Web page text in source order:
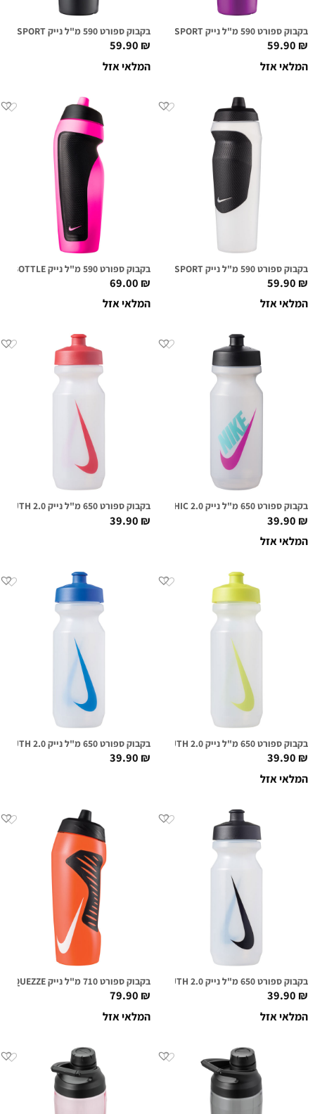
בקבוק ספורט 590 מ"ל נייק NIKE HYPERSPORT סגול
59.90₪
המלאי אזל
בקבוק ספורט 590 מ"ל נייק NIKE HYPERSPORT שחור/אפור כהה
59.90₪
המלאי אזל
בקבוק ספורט 590 מ"ל נייק NIKE HYPERSPORT שקוף
59.90₪
המלאי אזל
בקבוק ספורט 590 מ"ל נייק NIKE WATER BOTTLE ורוד/שחור
69.00₪
המלאי אזל
בקבוק ספורט 650 מ"ל נייק 2.0 NIKE BIG MOUTH GRAPHIC שקוף/גרפי
39.90₪
המלאי אזל
בקבוק ספורט 650 מ"ל נייק NIKE BIG MOUTH 2.0 שקוף/אדום
39.90₪
בקבוק ספורט 650 מ"ל נייק NIKE BIG MOUTH 2.0 שקוף/ירוק
39.90₪
המלאי אזל
בקבוק ספורט 650 מ"ל נייק NIKE BIG MOUTH 2.0 שקוף/כחול רויאל
39.90₪
בקבוק ספורט 650 מ"ל נייק NIKE BIG MOUTH 2.0 שקוף/שחור
39.90₪
המלאי אזל
בקבוק ספורט 710 מ"ל נייק HYPERFUEL SQUEZZE כתום
79.90₪
המלאי אזל